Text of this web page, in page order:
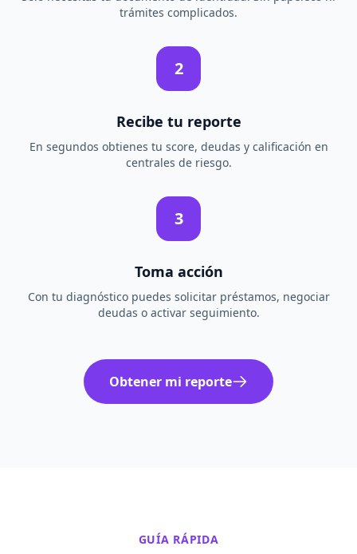
trámites complicados.
2
Recibe tu reporte
En segundos obtienes tu score, deudas y calificación en
centrales de riesgo.
3
Toma acción
Con tu diagnóstico puedes solicitar préstamos, negociar
deudas o activar seguimiento.
Obtener mi reporte
GUÍA RÁPIDA